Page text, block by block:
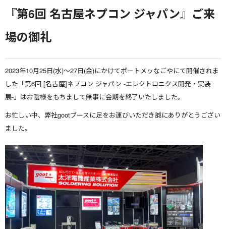
『第6回 名古屋ネプコン ジャパン』ご来
場の御礼
2023年10月25日(水)～27日(金)にかけてポートメッなごやにて開催されま
した「第6回 [名古屋]ネプコン ジャパン -エレクトロニクス開発・実装
展-」はお陰様をもちまして無事に会期を終了いたしました。
お忙しい中、弊社gootブースに足をお運びいただき誠にありがとうござい
ました。